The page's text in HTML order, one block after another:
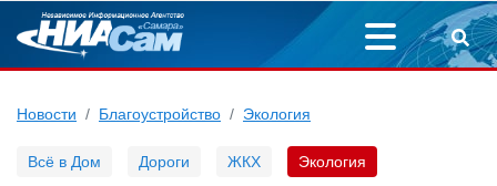
Новости Благоустройство Экология
Всё в Дом Дороги ЖКХ Экология